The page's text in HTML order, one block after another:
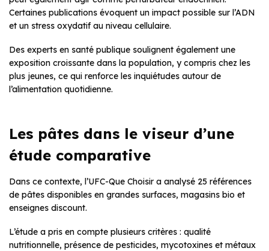
Certaines publications évoquent un impact possible sur l’ADN
et un stress oxydatif au niveau cellulaire.
Des experts en santé publique soulignent également une
exposition croissante dans la population, y compris chez les
plus jeunes, ce qui renforce les inquiétudes autour de
l’alimentation quotidienne.
Les pâtes dans le viseur d’une
étude comparative
Dans ce contexte, l’UFC-Que Choisir a analysé 25 références
de pâtes disponibles en grandes surfaces, magasins bio et
enseignes discount.
L’étude a pris en compte plusieurs critères : qualité
nutritionnelle, présence de pesticides, mycotoxines et métaux